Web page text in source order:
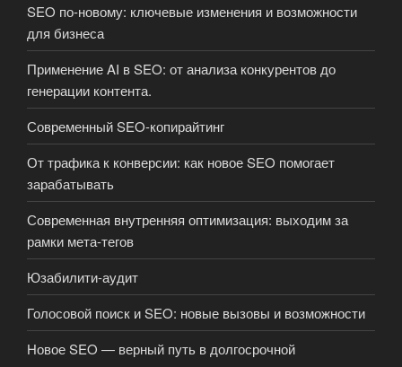
SEO по-новому: ключевые изменения и возможности
для бизнеса
Применение AI в SEO: от анализа конкурентов до
генерации контента.
Современный SEO-копирайтинг
От трафика к конверсии: как новое SEO помогает
зарабатывать
Современная внутренняя оптимизация: выходим за
рамки мета-тегов
Юзабилити-аудит
Голосовой поиск и SEO: новые вызовы и возможности
Новое SEO — верный путь в долгосрочной